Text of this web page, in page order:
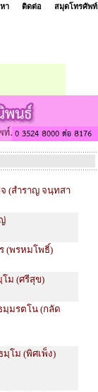
า ติดต่อ สมุดโทรศัพท์
(สำราญ จนฺทสา
(พรหมโพธิ์)
โม (ศรีสุข)
มฺมรตโน (กลัด
มฺโม (พิศเพ็ง)